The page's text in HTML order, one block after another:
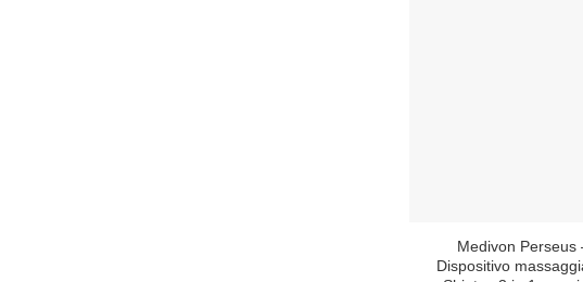
Medivon Perseus
Dispositivo